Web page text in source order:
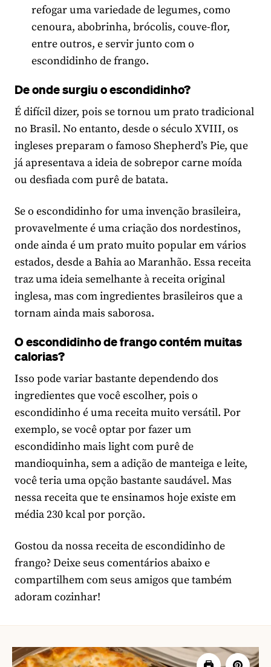
refogar uma variedade de legumes, como
cenoura, abobrinha, brócolis, couve-flor,
entre outros, e servir junto com o
escondidinho de frango.
De onde surgiu o escondidinho?
É difícil dizer, pois se tornou um prato tradicional
no Brasil. No entanto, desde o século XVIII, os
ingleses preparam o famoso Shepherd’s Pie, que
já apresentava a ideia de sobrepor carne moída
ou desfiada com purê de batata.
Se o escondidinho for uma invenção brasileira,
provavelmente é uma criação dos nordestinos,
onde ainda é um prato muito popular em vários
estados, desde a Bahia ao Maranhão. Essa receita
traz uma ideia semelhante à receita original
inglesa, mas com ingredientes brasileiros que a
tornam ainda mais saborosa.
O escondidinho de frango contém muitas
calorias?
Isso pode variar bastante dependendo dos
ingredientes que você escolher, pois o
escondidinho é uma receita muito versátil. Por
exemplo, se você optar por fazer um
escondidinho mais light com purê de
mandioquinha, sem a adição de manteiga e leite,
você teria uma opção bastante saudável. Mas
nessa receita que te ensinamos hoje existe em
média 230 kcal por porção.
Gostou da nossa receita de escondidinho de
frango? Deixe seus comentários abaixo e
compartilhem com seus amigos que também
adoram cozinhar!